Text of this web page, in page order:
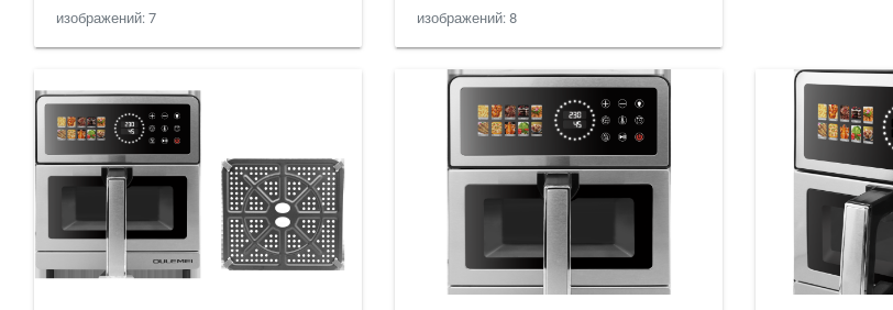
изображений: 7 изображений: 8